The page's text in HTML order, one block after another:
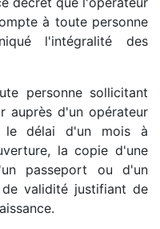
à toute personne
l'intégralité des
personne sollicitant
auprès d'un opérateur
le délai d'un mois à
la copie d'une
passeport ou d'un
validité justifiant de